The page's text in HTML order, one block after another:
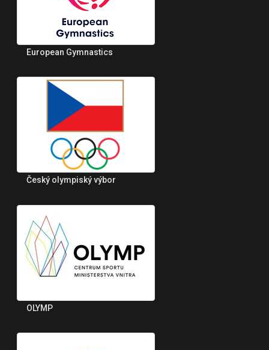
European Gymnastics
Český olympiský výbor
OLYMP